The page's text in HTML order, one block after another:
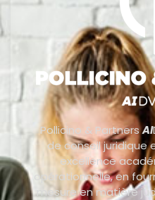
Pollicino & PartnersAI
de conseil juridique
excellence
opérationnelle, en
mesure en matière